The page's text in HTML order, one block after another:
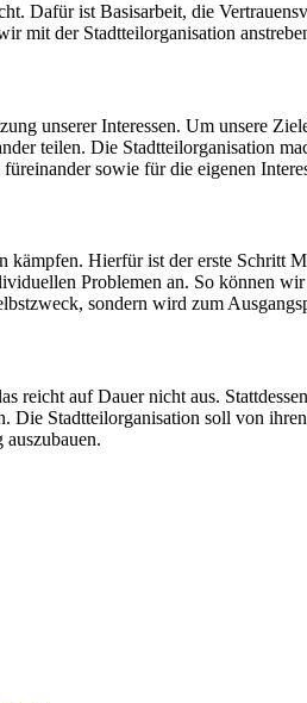
Dafür ist Basisarbeit, die
mit der Stadtteilorganisation
unserer Interessen. Um unsere
teilen. Die Stadtteilorganisation
sowie für die eigenen
Hierfür ist der erste Schritt
Problemen an. So können
sondern wird zum
reicht auf Dauer nicht aus.
Die Stadtteilorganisation soll von